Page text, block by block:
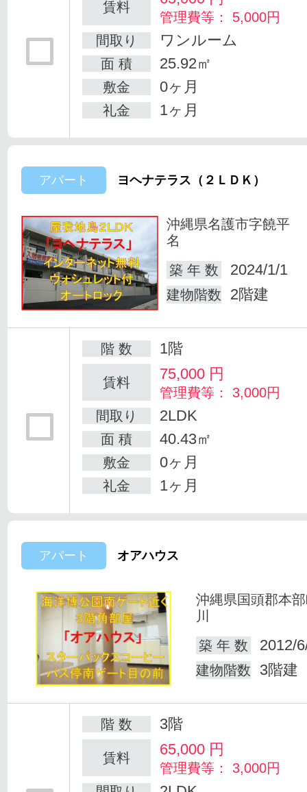
賃料
管理費等： 5,000円
間取り
ワンルーム
面 積 25.92㎡
敷金 0ヶ月
礼金 1ヶ月
アパート ヨヘナテラス（２ＬＤＫ）
沖縄県名護市字饒平
名
築 年 数
2024/1/1
建物階数 2階建
階 数 1階
賃料 75,000 円
管理費等： 3,000円
間取り
2LDK
面 積 40.43㎡
敷金 0ヶ月
礼金 1ヶ月
アパート オアハウス
沖縄県国頭郡本
川
築 年 数
2012/
建物階数 3階建
階 数 3階
賃料 65,000 円
管理費等： 3,000円